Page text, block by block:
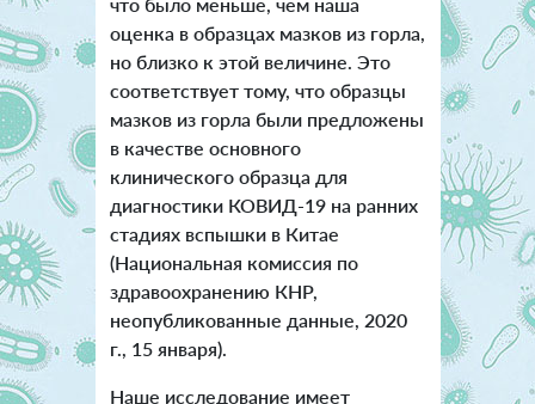
что было меньше, чем наша
оценка в образцах мазков из горла,
но близко к этой величине. Это
соответствует тому, что образцы
мазков из горла были предложены
в качестве основного
клинического образца для
диагностики КОВИД-19 на ранних
стадиях вспышки в Китае
(Национальная комиссия по
здравоохранению КНР,
неопубликованные данные, 2020
г., 15 января).
Наше исследование имеет